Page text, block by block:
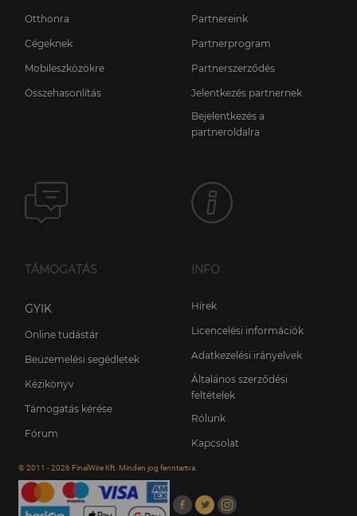
Otthonra
Cégeknek
Mobileszközökre
Összehasonlítás
Partnereink
Partnerprogram
Partnerszerződés
Jelentkezés partnernek
Bejelentkezés a
partneroldalra
TÁMOGATÁS
GYIK
Online tudástár
Beüzemelési segédletek
Kézikönyv
Támogatás kérése
Fórum
INFO
Hírek
Licencelési információk
Adatkezelési irányelvek
Általános szerződési
feltételek
Rólunk
Kapcsolat
© 2011 - 2026 FinalWire Kft. Minden jog fenntartva.